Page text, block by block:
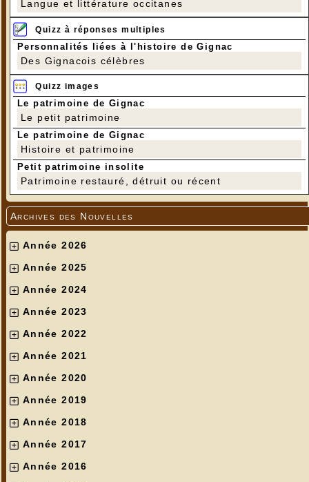
Langue et littérature occitanes
Quizz à réponses multiples
Personnalités liées à l'histoire de Gignac
Des Gignacois célèbres
Quizz images
Le patrimoine de Gignac
Le petit patrimoine
Le patrimoine de Gignac
Histoire et patrimoine
Petit patrimoine insolite
Patrimoine restauré, détruit ou récent
Archives des Nouvelles
Année 2026
Année 2025
Année 2024
Année 2023
Année 2022
Année 2021
Année 2020
Année 2019
Année 2018
Année 2017
Année 2016